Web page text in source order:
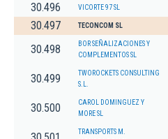
30.496 VICORTE 97 SL
30.497 TECONCOM SL
30.498
BOR SEÑALIZACIONES Y
COMPLEMENTOS SL
30.499
TWOROCKETS CONSULTING
S.L.
30.500
CAROL DOMINGUEZ Y
MORE SL
TRANSPORTS M.